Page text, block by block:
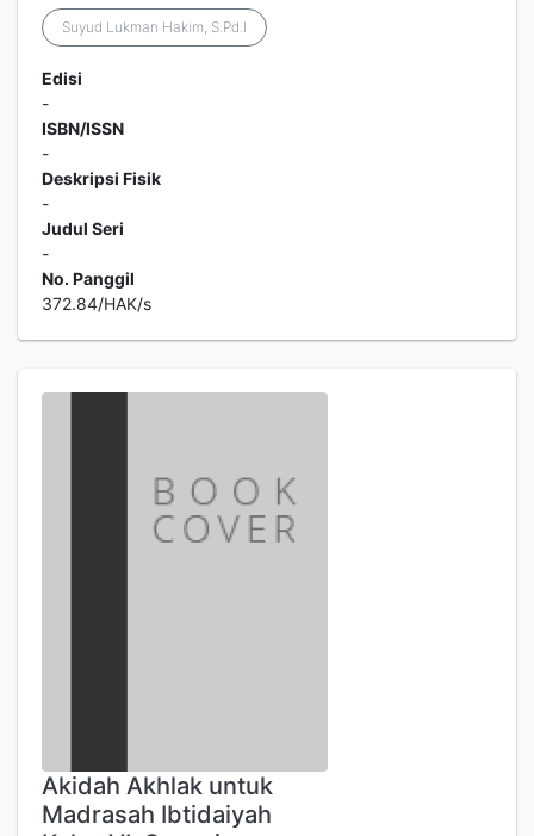
Suyud Lukman Hakim, S.Pd.I
Edisi
-
ISBN/ISSN
-
Deskripsi Fisik
-
Judul Seri
-
No. Panggil
372.84/HAK/s
Akidah Akhlak untuk
Madrasah Ibtidaiyah